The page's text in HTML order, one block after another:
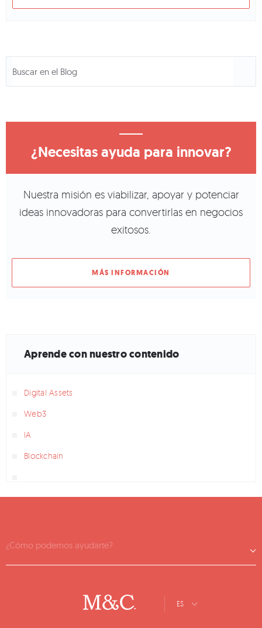
¿Necesitas ayuda para innovar?
Nuestra misión es viabilizar, apoyar y potenciar
ideas innovadoras para convertirlas en negocios
exitosos.
MÁS INFORMACIÓN
Aprende con nuestro contenido
Digital Assets
Web3
IA
Blockchain
¿Cómo podemos ayudarte?
ES